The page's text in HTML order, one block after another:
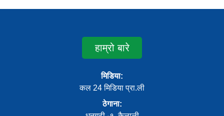
हाम्रो बारे
मिडिया:
कल 24 मिडिया प्रा.ली
ठेगाना: